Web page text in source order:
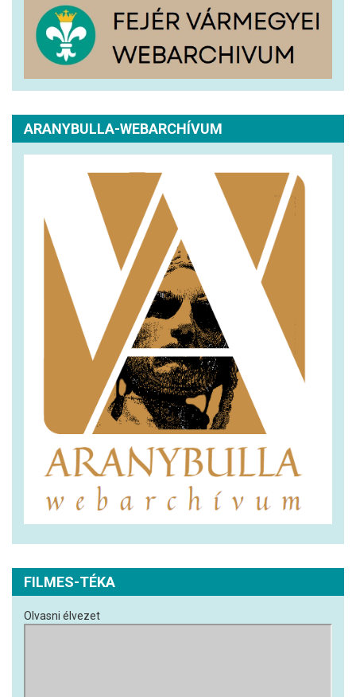
ARANYBULLA-WEBARCHÍVUM
FILMES-TÉKA
Olvasni élvezet